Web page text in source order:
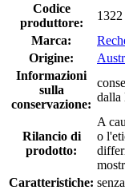
Codice
produttore:
1322
Marca:
Origine:
Informazioni
sulla
conservazione:
dalla
Rilancio di
prodotto:
A
o
Caratteristiche: